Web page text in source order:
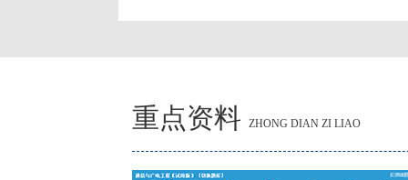
重点资料 ZHONG DIAN ZI LIAO